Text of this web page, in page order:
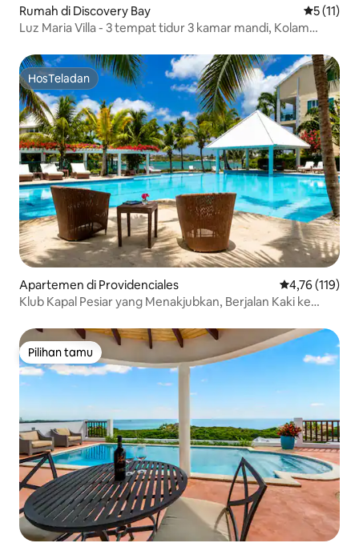
Rumah di Discovery Bay Nilai rata-
5 (11)
Luz Maria Villa - 3 tempat tidur 3 kamar mandi, Kolam
HosTeladan
HosTeladan
Apartemen di Providenciales Nilai rata-rata
4,76 (119)
Klub Kapal Pesiar yang Menakjubkan, Berjalan Kaki ke
Pilihan tamu
Pilihan tamu